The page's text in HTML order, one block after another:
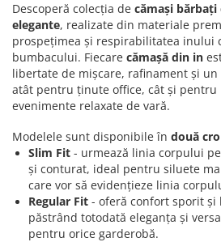
Descoperă colecția de cămași bărbați
elegante, realizate din materiale
prospețimea și respirabilitatea inului
bumbacului. Fiecare cămașă din in
libertate de mișcare, rafinament și un
atât pentru ținute office, cât și pentru
evenimente relaxate de vară.
Modelele sunt disponibile în două
Slim Fit - urmează linia corpului
și conturat, ideal pentru siluete
care vor să evidențieze linia
Regular Fit - oferă confort sporit și
păstrând totodată eleganța și
pentru orice garderobă.